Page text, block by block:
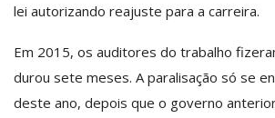
lei autorizando reajuste para a carreira.
Em 2015, os auditores do trabalho
durou sete meses. A paralisação só se
deste ano, depois que o governo